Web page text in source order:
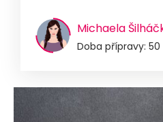
Michaela
Doba přípravy: